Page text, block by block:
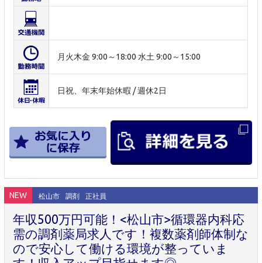
月火木金 9:00～18:00 水土 9:00～15:00
日祝、年末年始休暇 / 週休2日
NEW 松山市 調剤 正社員
年収500万円可能！<松山市>循環器内科応
需の調剤薬局求人です！複数薬剤師体制な
ので安心して働ける環境が整っていま